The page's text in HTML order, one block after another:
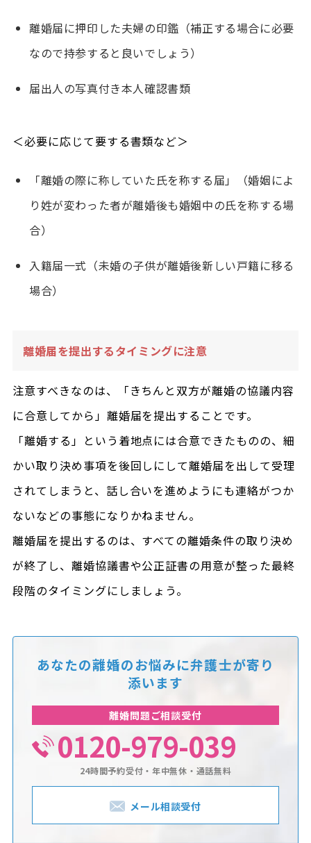
離婚届に押印した夫婦の印鑑（補正する場合に必要
なので持参すると良いでしょう）
届出人の写真付き本人確認書類
＜必要に応じて要する書類など＞
「離婚の際に称していた氏を称する届」（婚姻によ
り姓が変わった者が離婚後も婚姻中の氏を称する場
合）
入籍届一式（未婚の子供が離婚後新しい戸籍に移る
場合）
離婚届を提出するタイミングに注意
注意すべきなのは、「きちんと双方が離婚の協議内容
に合意してから」離婚届を提出することです。
「離婚する」という着地点には合意できたものの、細
かい取り決め事項を後回しにして離婚届を出して受理
されてしまうと、話し合いを進めようにも連絡がつか
ないなどの事態になりかねません。
離婚届を提出するのは、すべての離婚条件の取り決め
が終了し、離婚協議書や公正証書の用意が整った最終
段階のタイミングにしましょう。
あなたの離婚のお悩みに弁護士が寄り
添います
離婚問題ご相談受付
0120-979-039
24時間予約受付・年中無休・通話無料
メール相談受付